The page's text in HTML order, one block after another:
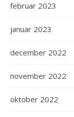
februar 2023
januar 2023
december 2022
november 2022
oktober 2022